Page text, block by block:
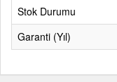
Stok Durumu
Garanti (Yıl)